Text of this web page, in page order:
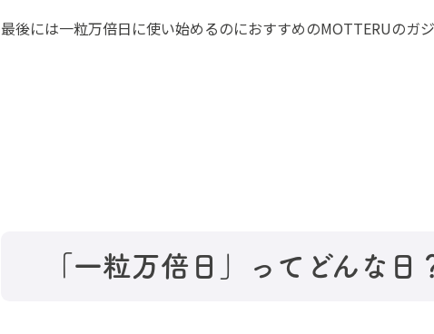
最後には一粒万倍日に使い始めるのにおすすめのMOTTERUのガ
「一粒万倍日」ってどんな日